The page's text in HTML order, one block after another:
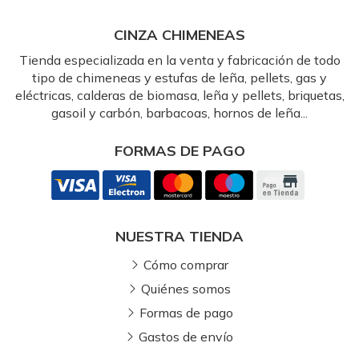
CINZA CHIMENEAS
Tienda especializada en la venta y fabricación de todo
tipo de chimeneas y estufas de leña, pellets, gas y
eléctricas, calderas de biomasa, leña y pellets, briquetas,
gasoil y carbón, barbacoas, hornos de leña...
FORMAS DE PAGO
NUESTRA TIENDA
Cómo comprar
Quiénes somos
Formas de pago
Gastos de envío